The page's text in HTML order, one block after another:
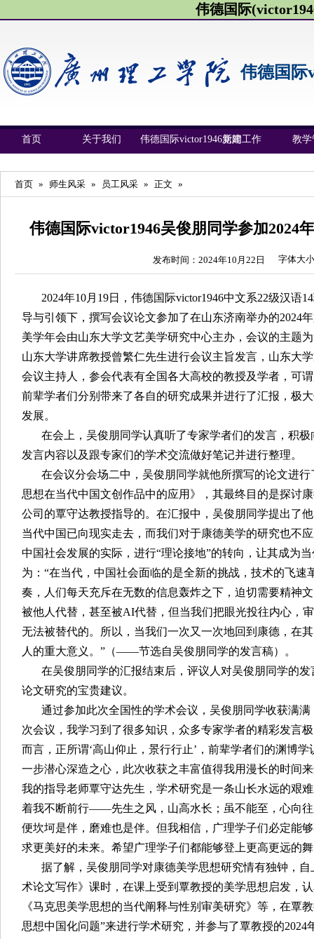
伟德国际
伟德国际
首页 关于我们 伟德国际victor1946新闻党建工作 教学
首页 » 师生风采 » 员工风采 » 正文 »
伟德国际victor1946吴俊朋同学参加2024
发布时间：2024年10月22日 字体大
2024年10月19日，伟德国际victor1946中文系22级汉语
导与引领下，撰写会议论文参加了在山东济南举办的2024
美学年会由山东大学文艺美学研究中心主办，会议的主题
山东大学讲席教授曾繁仁先生进行会议主旨发言，山东大
会议主持人，参会代表有全国各大高校的教授及学者，可
前辈学者们分别带来了各自的研究成果并进行了汇报，极
发展。
在会上，吴俊朋同学认真听了专家学者们的发言，积
发言内容以及跟专家们的学术交流做好笔记并进行整理。
在会议分会场二中，吴俊朋同学就他所撰写的论文进
思想在当代中国文创作品中的应用》，其最终目的是探讨
公司的覃守达教授指导的。在汇报中，吴俊朋同学提出了
当代中国已向现实走去，而我们对于康德美学的研究也不
中国社会发展的实际，进行“理论接地”的转向，让其成为
为：“在当代，中国社会面临的是全新的挑战，技术的飞速
奏，人们每天充斥在无数的信息轰炸之下，迫切需要精神
被他人代替，甚至被AI代替，但当我们把眼光投往内心，
无法被替代的。所以，当我们一次又一次地回到康德，在
人的重大意义。”（——节选自吴俊朋同学的发言稿）。
在吴俊朋同学的汇报结束后，评议人对吴俊朋同学的
论文研究的宝贵建议。
通过参加此次全国性的学术会议，吴俊朋同学收获满
次会议，我学习到了很多知识，众多专家学者的精彩发言
而言，正所谓‘高山仰止，景行行止’，前辈学者们的渊博
一步潜心深造之心，此次收获之丰富值得我用漫长的时间
我的指导老师覃守达先生，学术研究是一条山长水远的艰
着我不断前行——先生之风，山高水长；虽不能至，心向
便坎坷是伴，磨难也是伴。但我相信，广理学子们必定能
求更美好的未来。希望广理学子们都能够登上更高更远的
据了解，吴俊朋同学对康德美学思想研究情有独钟，
术论文写作》课时，在课上受到覃教授的美学思想启发，
《马克思美学思想的当代阐释与性别审美研究》等，在覃
思想中国化问题”来进行学术研究，并参与了覃教授的